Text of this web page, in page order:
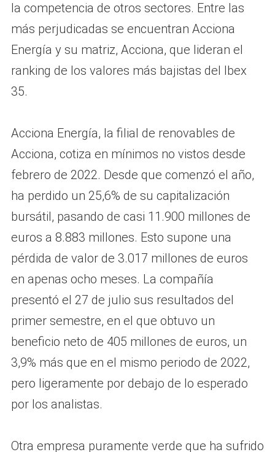
la competencia de otros sectores. Entre las
más perjudicadas se encuentran Acciona
Energía y su matriz, Acciona, que lideran el
ranking de los valores más bajistas del Ibex
35.
Acciona Energía, la filial de renovables de
Acciona, cotiza en mínimos no vistos desde
febrero de 2022. Desde que comenzó el año,
ha perdido un 25,6% de su capitalización
bursátil, pasando de casi 11.900 millones de
euros a 8.883 millones. Esto supone una
pérdida de valor de 3.017 millones de euros
en apenas ocho meses. La compañía
presentó el 27 de julio sus resultados del
primer semestre, en el que obtuvo un
beneficio neto de 405 millones de euros, un
3,9% más que en el mismo periodo de 2022,
pero ligeramente por debajo de lo esperado
por los analistas.
Otra empresa puramente verde que ha sufrido